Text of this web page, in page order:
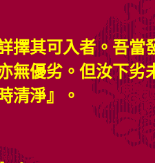
擇其可入者。吾
無優劣。但汝下劣
清淨』。